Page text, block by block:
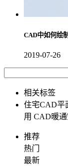
CAD中如何绘
2019-07-26
相关标签
住宅CAD平
用 CAD暖通
推荐
热门
最新